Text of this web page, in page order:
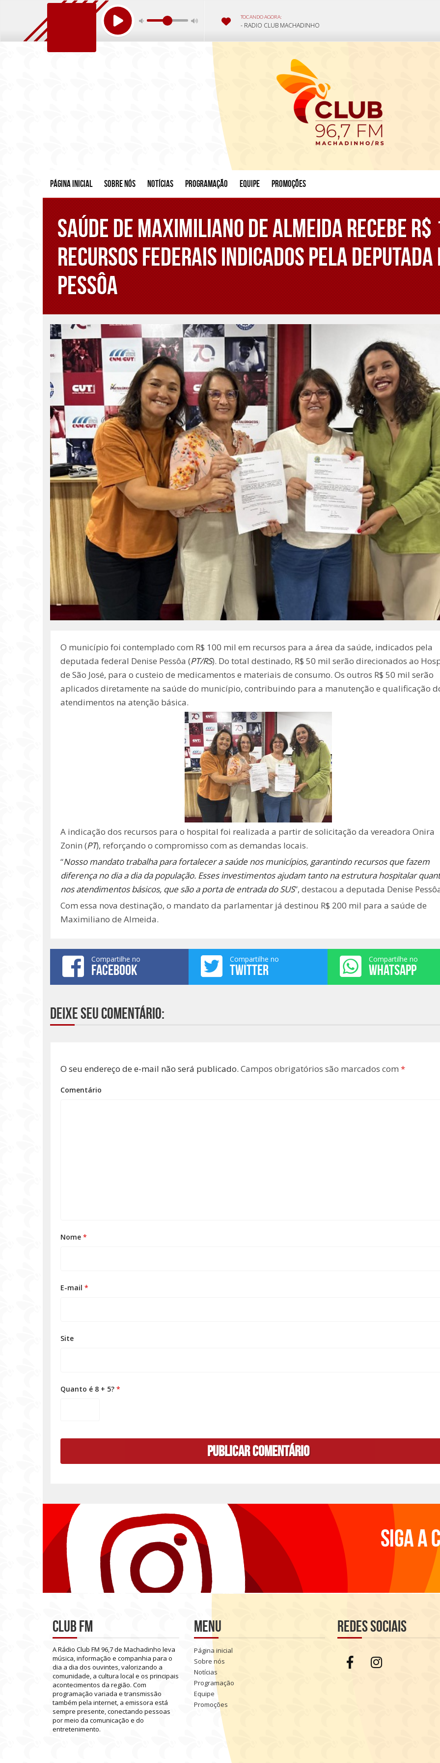
Página inicial Sobre nós Notícias Programação Equipe Promoções
Saúde de Maximiliano de Almeida recebe R$
recursos federais indicados pela
Pessôa
O município foi contemplado com R$ 100 mil em recursos para a área da saúde, indicados pela
deputada federal Denise Pessôa (PT/RS). Do total destinado, R$ 50 mil serão direcionados ao
de São José, para o custeio de medicamentos e materiais de consumo. Os outros R$ 50 mil serão
aplicados diretamente na saúde do município, contribuindo para a manutenção e qualificação
atendimentos na atenção básica.
A indicação dos recursos para o hospital foi realizada a partir de solicitação da vereadora Onira
Zonin (PT), reforçando o compromisso com as demandas locais.
“Nosso mandato trabalha para fortalecer a saúde nos municípios, garantindo recursos que fazem
diferença no dia a dia da população. Esses investimentos ajudam tanto na estrutura hospitalar
nos atendimentos básicos, que são a porta de entrada do SUS”, destacou a deputada Denise
Com essa nova destinação, o mandato da parlamentar já destinou R$ 200 mil para a saúde de
Maximiliano de Almeida.
Compartilhe no
FACEBOOK
Compartilhe no
TWITTER
Compartilhe no
WHATSAPP
Deixe seu comentário:
O seu endereço de e-mail não será publicado. Campos obrigatórios são marcados com *
Comentário
Nome *
E-mail *
Site
Quanto é 8 + 5? *
Club FM
ARádio Club FM 96,7de Machadinho leva
música,informação e companhia para o
dia a dia dos ouvintes,valorizando a
comunidade, a cultura local e os principais
acontecimentos da região. Com
programação variada e transmissão
também pela internet, a emissora está
sempre presente,conectando pessoas
pormeio da comunicação e do
entretenimento.
Menu
Página inicial
Sobre nós
Notícias
Programação
Equipe
Promoções
Redes sociais